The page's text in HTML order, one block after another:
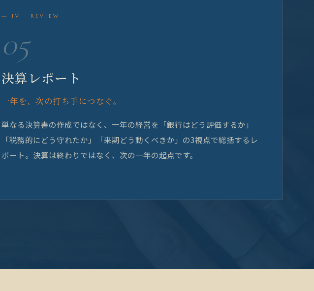
— IV · REVIEW
05
決算レポート
一年を、次の打ち手につなぐ。
単なる決算書の作成ではなく、一年の経営を「銀行はどう評価するか」
「税務的にどう守れたか」「来期どう動くべきか」の3視点で総括するレ
ポート。決算は終わりではなく、次の一年の起点です。